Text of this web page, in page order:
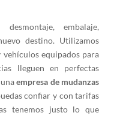
embalaje,
destino. Utilizamos
equipados para
lleguen en perfectas
unaempresa de mudanzas
confiar y con tarifas
tenemos justo lo que